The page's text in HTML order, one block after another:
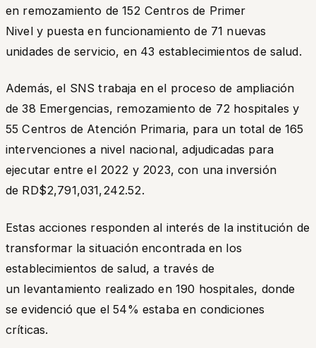
en remozamiento de 152 Centros de Primer
Nivel y puesta en funcionamiento de 71 nuevas
unidades de servicio, en 43 establecimientos de salud.
Además, el SNS trabaja en el proceso de ampliación
de 38 Emergencias, remozamiento de 72 hospitales y
55 Centros de Atención Primaria, para un total de 165
intervenciones a nivel nacional, adjudicadas para
ejecutar entre el 2022 y 2023, con una inversión
de RD$2,791,031,242.52.
Estas acciones responden al interés de la institución de
transformar la situación encontrada en los
establecimientos de salud, a través de
un levantamiento realizado en 190 hospitales, donde
se evidenció que el 54% estaba en condiciones
críticas.